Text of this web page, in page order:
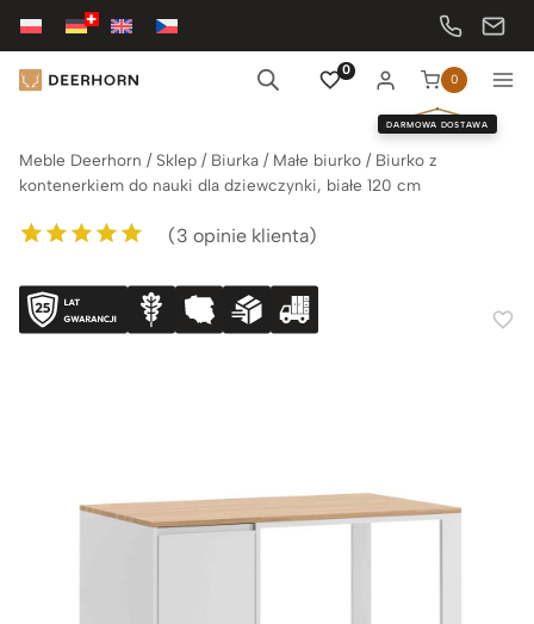
Przejdź
treści
0
0
DARMOWA DOSTAWA
Meble Deerhorn / Sklep / Biurka / Małe biurko / Biurko z
kontenerkiem do nauki dla dziewczynki, białe 120 cm
5.00na 5 na
podstawie
ocen klientów
(3 opinie klienta)